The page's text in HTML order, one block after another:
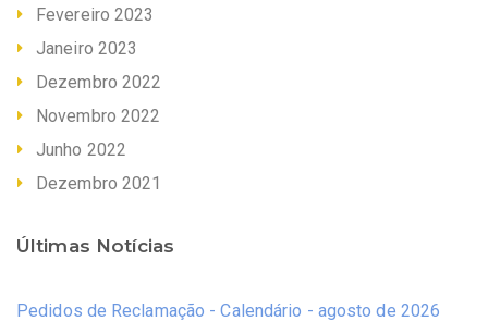
Fevereiro 2023
Janeiro 2023
Dezembro 2022
Novembro 2022
Junho 2022
Dezembro 2021
Últimas Notícias
Pedidos de Reclamação - Calendário - agosto de 2026